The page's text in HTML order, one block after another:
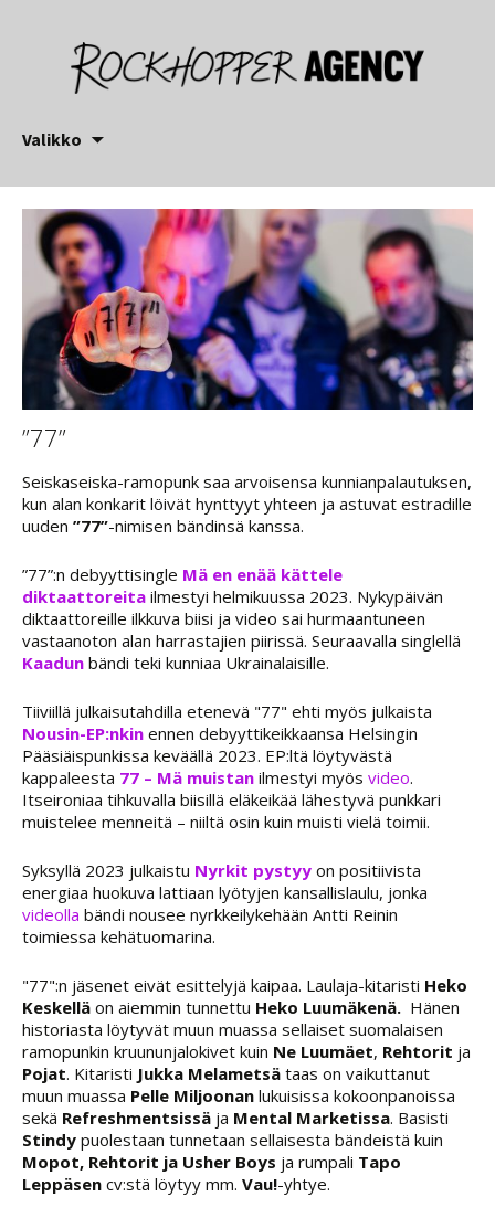
Valikko
”77”
Seiskaseiska-ramopunk saa arvoisensa kunnianpalautuksen,
kun alan konkarit löivät hynttyyt yhteen ja astuvat estradille
uuden ”77”-nimisen bändinsä kanssa.
”77”:n debyyttisingle Mä en enää kättele
diktaattoreita ilmestyi helmikuussa 2023. Nykypäivän
diktaattoreille ilkkuva biisi ja video sai hurmaantuneen
vastaanoton alan harrastajien piirissä. Seuraavalla singlellä
Kaadun bändi teki kunniaa Ukrainalaisille.
Tiiviillä julkaisutahdilla etenevä "77" ehti myös julkaista
Nousin-EP:nkin ennen debyyttikeikkaansa Helsingin
Pääsiäispunkissa keväällä 2023. EP:ltä löytyvästä
kappaleesta 77 – Mä muistan ilmestyi myös video.
Itseironiaa tihkuvalla biisillä eläkeikää lähestyvä punkkari
muistelee menneitä – niiltä osin kuin muisti vielä toimii.
Syksyllä 2023 julkaistu Nyrkit pystyy on positiivista
energiaa huokuva lattiaan lyötyjen kansallislaulu, jonka
videolla bändi nousee nyrkkeilykehään Antti Reinin
toimiessa kehätuomarina.
"77":n jäsenet eivät esittelyjä kaipaa. Laulaja-kitaristi Heko
Keskellä on aiemmin tunnettu Heko Luumäkenä. Hänen
historiasta löytyvät muun muassa sellaiset suomalaisen
ramopunkin kruununjalokivet kuin Ne Luumäet, Rehtorit ja
Pojat. Kitaristi Jukka Melametsä taas on vaikuttanut
muun muassa Pelle Miljoonan lukuisissa kokoonpanoissa
sekä Refreshmentsissä ja Mental Marketissa. Basisti
Stindy puolestaan tunnetaan sellaisesta bändeistä kuin
Mopot, Rehtorit ja Usher Boys ja rumpali Tapo
Leppäsen cv:stä löytyy mm. Vau!-yhtye.